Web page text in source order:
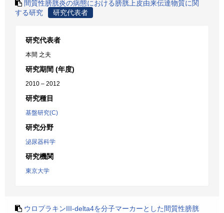
間質性膀胱炎の病態における膀胱上皮由来伝達物質に関
する研究
研究代表者
研究代表者
本間 之夫
研究期間 (年度)
2010 – 2012
研究種目
基盤研究(C)
研究分野
泌尿器科学
研究機関
東京大学
ウロプラキンIII-delta4を分子マーカーとした間質性膀胱